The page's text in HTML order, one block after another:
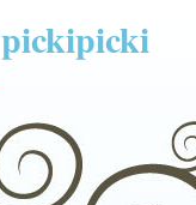
pickipicki